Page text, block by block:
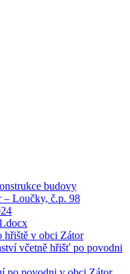
budovy
– Loučky, č.p. 98
hřiště v obci Zátor
včetně hřišť po povodni